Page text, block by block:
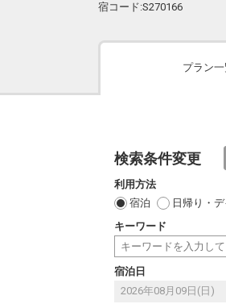
宿コード:S270166
プラン一
検索条件変更
利用方法
宿泊
日帰り・
キーワード
宿泊日